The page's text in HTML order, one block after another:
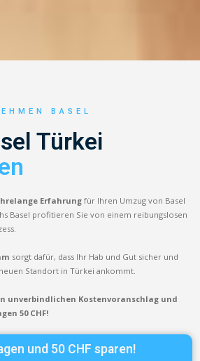
BASEL
Türkei
Erfahrung für Ihren Umzug von Basel
Basel profitieren Sie von einem reibungslosen
sorgt dafür, dass Ihr Hab und Gut sicher und
Standort in Türkei ankommt.
unverbindlichen Kostenvoranschlag und
50 CHF!
und 50 CHF sparen!